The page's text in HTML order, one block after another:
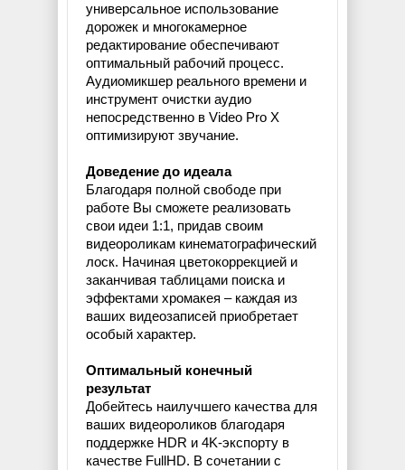
универсальное использование
дорожек и многокамерное
редактирование обеспечивают
оптимальный рабочий процесс.
Аудиомикшер реального времени и
инструмент очистки аудио
непосредственно в Video Pro X
оптимизируют звучание.
Доведение до идеала
Благодаря полной свободе при
работе Вы сможете реализовать
свои идеи 1:1, придав своим
видеороликам кинематографический
лоск. Начиная цветокоррекцией и
заканчивая таблицами поиска и
эффектами хромакея – каждая из
ваших видеозаписей приобретает
особый характер.
Оптимальный конечный
результат
Добейтесь наилучшего качества для
ваших видеороликов благодаря
поддержке HDR и 4K-экспорту в
качестве FullHD. В сочетании с